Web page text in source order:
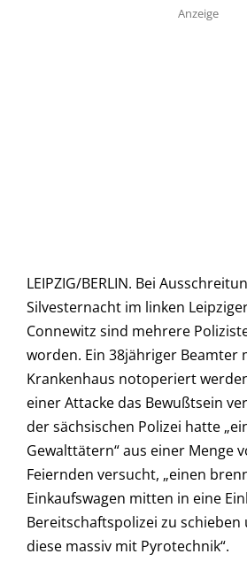
Anzeige
LEIPZIG/BERLIN. Bei
Silvesternacht im linken
Connewitz sind mehrere
worden. Ein 38jähriger Beamter
Krankenhaus notoperiert
einer Attacke das Bewußtsein
der sächsischen Polizei hatte
Gewalttätern“ aus einer Menge
Feiernden versucht, „einen
Einkaufswagen mitten in eine
Bereitschaftspolizei zu schieben
diese massiv mit Pyrotechnik“.